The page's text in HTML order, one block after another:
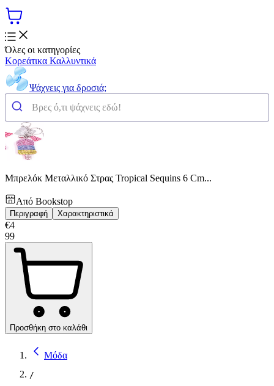
Όλες οι κατηγορίες
Κορεάτικα Καλλυντικά
Ψάχνεις για δροσιά;
Μπρελόκ Μεταλλικό Στρας Tropical Sequins 6 Cm...
Από Bookstop
Περιγραφή Χαρακτηριστικά
€4
99
Προσθήκη στο καλάθι
Μόδα
/